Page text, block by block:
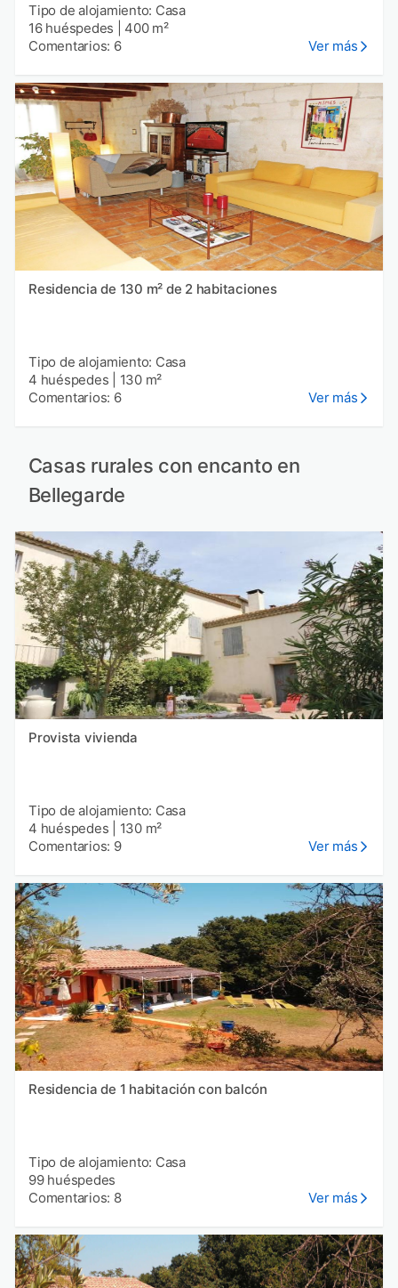
Tipo de alojamiento: Casa
16 huéspedes
400 m²
Comentarios: 6
Ver más
Residencia de 130 m² de 2 habitaciones
Tipo de alojamiento: Casa
4 huéspedes
130 m²
Comentarios: 6
Ver más
Casas rurales con encanto en
Bellegarde
Provista vivienda
Tipo de alojamiento: Casa
4 huéspedes
130 m²
Comentarios: 9
Ver más
Residencia de 1 habitación con balcón
Tipo de alojamiento: Casa
99 huéspedes
Comentarios: 8
Ver más